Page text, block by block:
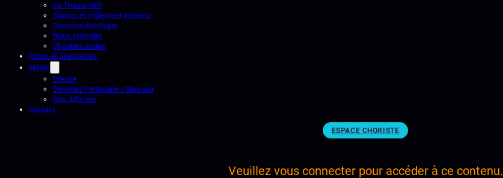
La Troupe NIR
Statuts et règlement intérieur
Direction Artistique
Nous rejoindre
Chorales amies
Actus et Spectacles
Média
Presse
Devenez Partenaire / Sponsor
Nos Affiches
Contact
ESPACE CHORISTE
Veuillez vous connecter pour accéder à ce contenu.